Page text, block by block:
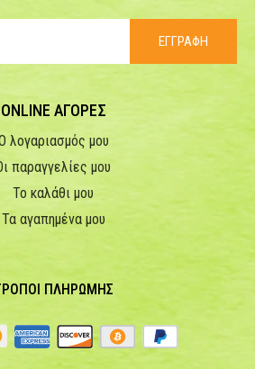
ΕΓΓΡΑΦΗ
ONLINE ΑΓΟΡΕΣ
λογαριασμός μου
παραγγελίες μου
Το καλάθι μου
Τα αγαπημένα μου
ΠΛΗΡΩΜΗΣ